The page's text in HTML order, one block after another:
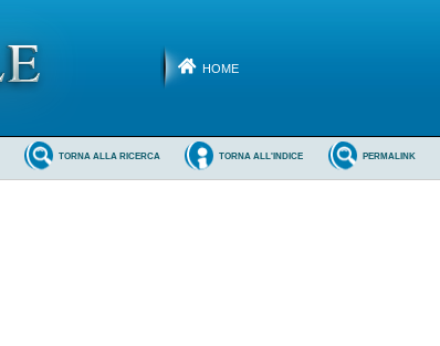
HOME
PERMALINK
TORNA ALL'INDICE
TORNA ALLA RICERCA